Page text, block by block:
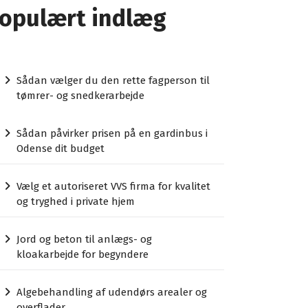
indlæg
Sådan vælger du den rette fagperson til
tømrer- og snedkerarbejde
Sådan påvirker prisen på en gardinbus i
Odense dit budget
Vælg et autoriseret VVS firma for kvalitet
og tryghed i private hjem
Jord og beton til anlægs- og
kloakarbejde for begyndere
Algebehandling af udendørs arealer og